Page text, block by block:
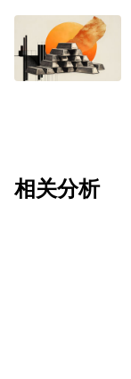
相关分析